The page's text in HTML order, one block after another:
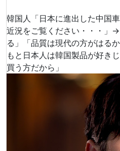
韓国人「日本に進出した中国
近況をご覧ください・・・」
る」「品質は現代の方がはる
もと日本人は韓国製品が好き
買う方だから」